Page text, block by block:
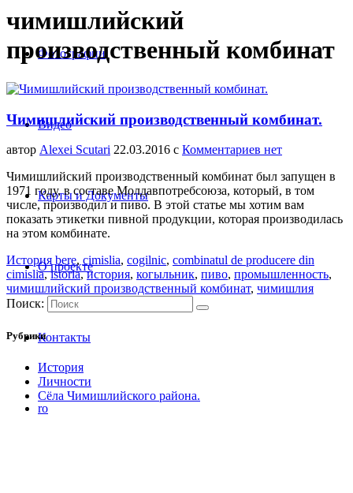
Фотографии
Видео
Карты и Документы
О проекте
Контакты
ro
чимишлийский
производственный комбинат
Чимишлийский производственный комбинат.
автор Alexei Scutari 22.03.2016 с Комментариев нет
Чимишлийский производственный комбинат был запущен в
1971 году, в составе Молдавпотребсоюза, который, в том
числе, производил и пиво. В этой статье мы хотим вам
показать этикетки пивной продукции, которая производилась
на этом комбинате.
История bere, cimislia, cogilnic, combinatul de producere din
cimislia,istoria,история, когыльник, пиво, промышленность,
чимишлийский производственный комбинат, чимишлия
Поиск:
Рубрики
История
Личности
Сёла Чимишлийского района.